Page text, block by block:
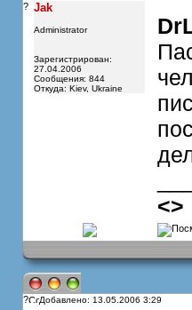
? Jak
Administrator
Зарегистрирован:
27.04.2006
Сообщения: 844
Откуда: Kiev, Ukraine
<>
? Добавлено: 13.05.2006 3:29